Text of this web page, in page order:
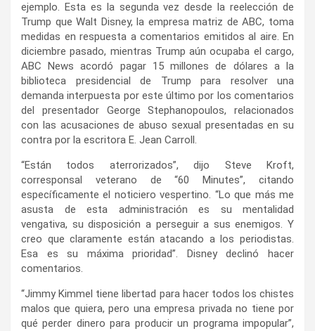
ejemplo. Esta es la segunda vez desde la reelección de
Trump que Walt Disney, la empresa matriz de ABC, toma
medidas en respuesta a comentarios emitidos al aire. En
diciembre pasado, mientras Trump aún ocupaba el cargo,
ABC News acordó pagar 15 millones de dólares a la
biblioteca presidencial de Trump para resolver una
demanda interpuesta por este último por los comentarios
del presentador George Stephanopoulos, relacionados
con las acusaciones de abuso sexual presentadas en su
contra por la escritora E. Jean Carroll.
“Están todos aterrorizados”, dijo Steve Kroft,
corresponsal veterano de “60 Minutes”, citando
específicamente el noticiero vespertino. “Lo que más me
asusta de esta administración es su mentalidad
vengativa, su disposición a perseguir a sus enemigos. Y
creo que claramente están atacando a los periodistas.
Esa es su máxima prioridad”. Disney declinó hacer
comentarios.
“Jimmy Kimmel tiene libertad para hacer todos los chistes
malos que quiera, pero una empresa privada no tiene por
qué perder dinero para producir un programa impopular”,